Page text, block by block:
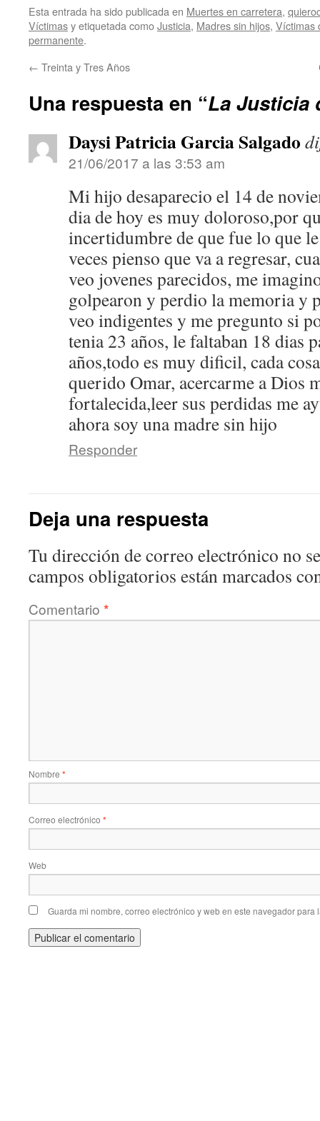
Esta entrada ha sido publicada en Muertes en carretera,
Víctimasy etiquetada comoJusticia, Madres sin hijos, Víctimas
permanente.
← Treinta y Tres Años
Una respuesta en “La Justicia
Daysi Patricia Garcia Salgado
21/06/2017 a las 3:53 am
Mi hijo desaparecio el 14 de
dia de hoy es muy doloroso,por
incertidumbre de que fue lo que le
veces pienso que va a regresar,
veo jovenes parecidos, me
golpearon y perdio la memoria y
veo indigentes y me pregunto si
tenia 23 años, le faltaban 18 dias
años,todo es muy dificil, cada
querido Omar, acercarme a Dios
fortalecida,leer sus perdidas me
ahora soy una madre sin hijo
Responder
Deja una respuesta
Tu dirección de correo electrónico no
campos obligatorios están marcados
Comentario *
Nombre *
Correo electrónico *
Web
Guarda mi nombre, correo electrónico y web en este navegador para